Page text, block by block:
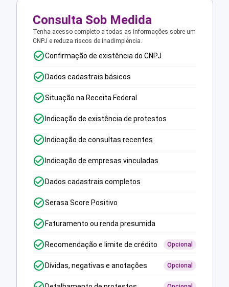
Consulta Sob Medida
Tenha acesso completo a todas as informações sobre um
CNPJ e reduza riscos de inadimplência.
Confirmação de existência do CNPJ
Dados cadastrais básicos
Situação na Receita Federal
Indicação de existência de protestos
Indicação de consultas recentes
Indicação de empresas vinculadas
Dados cadastrais completos
Serasa Score Positivo
Faturamento ou renda presumida
Recomendação e limite de crédito Opcional
Dívidas, negativas e anotações Opcional